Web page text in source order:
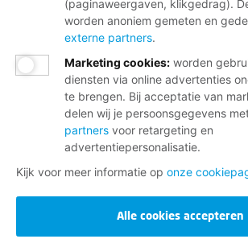
(paginaweergaven, klikgedrag).
worden anoniem gemeten en
externe partners.
Marketing cookies: worden
diensten via online advertenties
te brengen. Bij acceptatie van
delen wij je persoonsgegevens
partners voor retargeting en
advertentiepersonalisatie.
Kijk voor meer informatie op onze
Alle cookies accepteren